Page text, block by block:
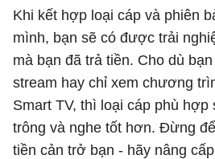
Khi kết hợp loại cáp và phiên
mình, bạn sẽ có được trải
mà bạn đã trả tiền. Cho dù
stream hay chỉ xem chương
Smart TV, thì loại cáp phù hợp
trông và nghe tốt hơn. Đừng
tiền cản trở bạn - hãy nâng